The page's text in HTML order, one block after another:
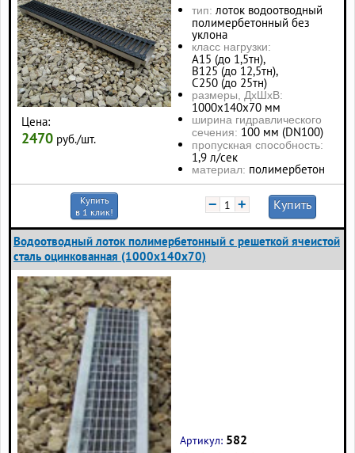
Цена:
2470 руб./шт.
тип: лоток водоотводный
полимербетонный без
уклона
класс нагрузки:
А15 (до 1,5тн),
В125 (до 12,5тн),
С250 (до 25тн)
размеры, ДхШхВ:
1000х140х70 мм
ширина гидравлического
сечения: 100 мм (DN100)
пропускная способность:
1,9 л/сек
материал: полимербетон
Купить
в 1 клик!
− + Купить
Водоотводный лоток полимербетонный с решеткой ячеистой
сталь оцинкованная (1000x140x70)
Артикул: 582